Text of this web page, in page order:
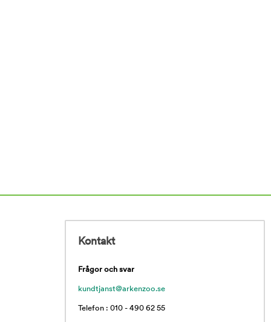
Kontakt
Frågor och svar
kundtjanst@arkenzoo.se
Telefon : 010 - 490 62 55